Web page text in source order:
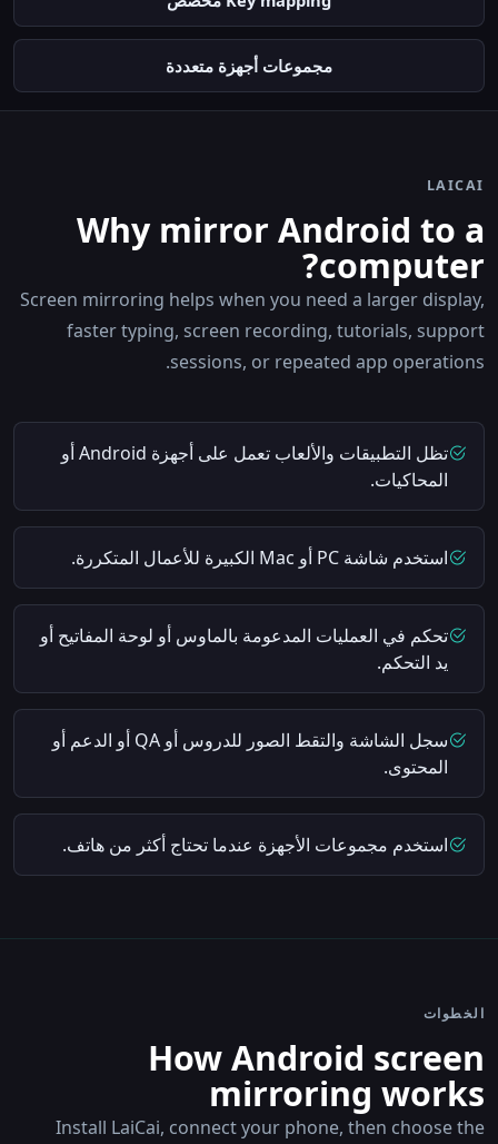
مجموعات أجهزة متعددة
LAICAI
Why mirror Android to a
computer?
Screen mirroring helps when you need a larger display,
faster typing, screen recording, tutorials, support
sessions, or repeated app operations.
تظل التطبيقات والألعاب تعمل على أجهزة Android أو
المحاكيات.
استخدم شاشة PC أو Mac الكبيرة للأعمال المتكررة.
تحكم في العمليات المدعومة بالماوس أو لوحة المفاتيح أو
يد التحكم.
سجل الشاشة والتقط الصور للدروس أو QA أو الدعم أو
المحتوى.
استخدم مجموعات الأجهزة عندما تحتاج أكثر من هاتف.
الخطوات
How Android screen
mirroring works
Install LaiCai, connect your phone, then choose the